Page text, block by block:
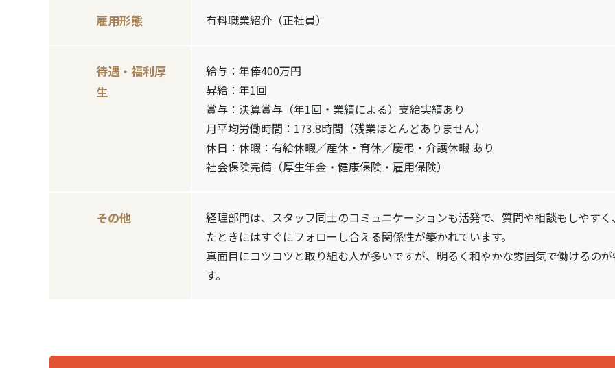
雇⽤形態 有料職業紹介（正社員）
待遇‧福利厚
⽣
給与：年俸400万円
昇給：年1回
賞与：決算賞与（年1回・業績による）支給実績あり
月平均労働時間：173.8時間（残業ほとんどありません）
休日：休暇：有給休暇／産休・育休／慶弔・介護休暇 あり
社会保険完備（厚生年金・健康保険・雇用保険）
その他
経理部門は、スタッフ同士のコミュニケーションも活発で、質問や相談もしやすく
たときにはすぐにフォローし合える関係性が築かれています。
真面目にコツコツと取り組む人が多いですが、明るく和やかな雰囲気で働けるの
す。